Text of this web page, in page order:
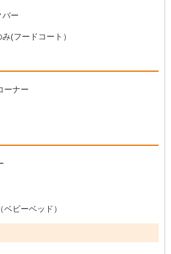
バー
(フードコート）
ーナー
ビーベッド）